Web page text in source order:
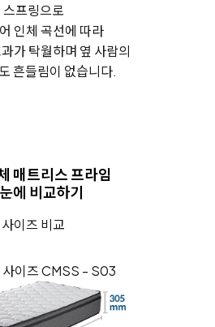
스프링으로
인체 곡선에 따라
가 탁월하며 옆 사람의
흔들림이 없습니다.
매트리스 프라임
에 비교하기
사이즈 비교
사이즈 CMSS - S03